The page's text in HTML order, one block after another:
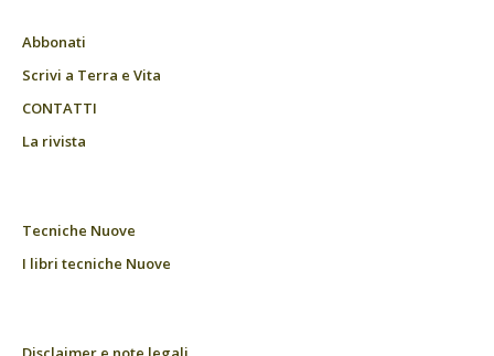
Abbonati
Scrivi a Terra e Vita
CONTATTI
La rivista
Tecniche Nuove
I libri tecniche Nuove